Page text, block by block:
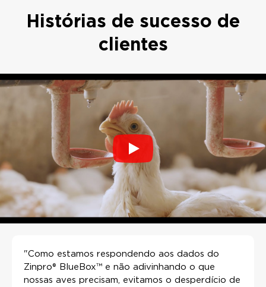
Histórias de sucesso de
clientes
"Como estamos respondendo aos dados do
Zinpro® BlueBox™ e não adivinhando o que
nossas aves precisam, evitamos o desperdício de